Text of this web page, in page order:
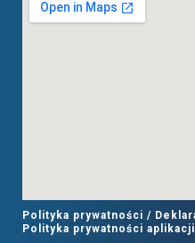
Polityka prywatności /
Polityka prywatności